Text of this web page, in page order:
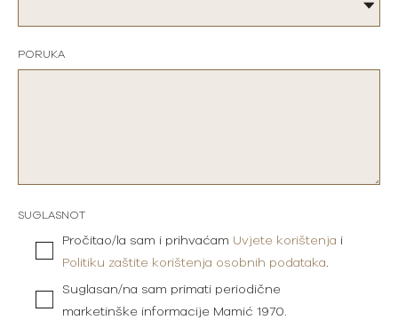
PORUKA
SUGLASNOT
Pročitao/la sam i prihvaćam Uvjete korištenja i
Politiku zaštite korištenja osobnih podataka.
Suglasan/na sam primati periodične
marketinške informacije Mamić 1970.